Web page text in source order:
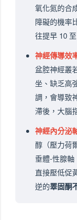
氧化氮的合
障礙的機率
往提早 10
神經傳導效
盆腔神經叢
坐、缺乏高
調，會導致
滯後，大腦
神經內分泌
醇（壓力荷
垂體-性腺軸
直接壓低促
逆的睪固酮